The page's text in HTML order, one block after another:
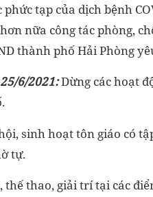
tạp của dịch bệnh
nữa công tác phòng,
thành phố Hải Phòng
6/2021:Dừng các hoạt
sinh hoạt tôn giáo có
tự.
thế thao, giải trí tại các